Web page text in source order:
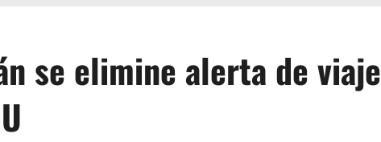
se elimine alerta de viaje